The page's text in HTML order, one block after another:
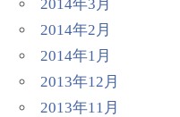
2014年3月
2014年2月
2014年1月
2013年12月
2013年11月